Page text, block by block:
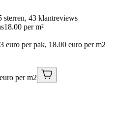
sterren, 43 klantreviews
18.00 per m²
euro per pak, 18.00 euro per m2
per m2